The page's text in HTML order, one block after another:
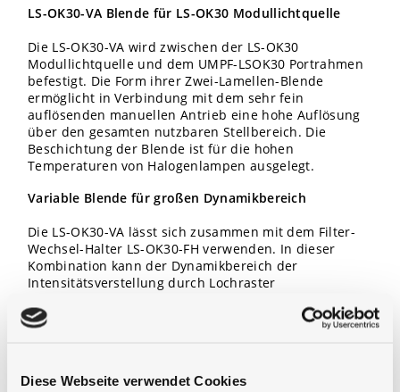
Diese Webseite verwendet Cookies
LS-OK30-VA Blende für LS-OK30 Modullichtquelle
Die LS-OK30-VA wird zwischen der LS-OK30
Modullichtquelle und dem UMPF-LSOK30 Portrahmen
befestigt. Die Form ihrer Zwei-Lamellen-Blende
ermöglicht in Verbindung mit dem sehr fein
auflösenden manuellen Antrieb eine hohe Auflösung
über den gesamten nutzbaren Stellbereich. Die
Beschichtung der Blende ist für die hohen
Temperaturen von Halogenlampen ausgelegt.
Variable Blende für großen Dynamikbereich
Die LS-OK30-VA lässt sich zusammen mit dem Filter-
Wechsel-Halter LS-OK30-FH verwenden. In dieser
Kombination kann der Dynamikbereich der
Intensitätsverstellung durch Lochraster
Weitere Komplementär Produkte
Portadaptern, Lichtquellen, Strahlungsdetektoren und